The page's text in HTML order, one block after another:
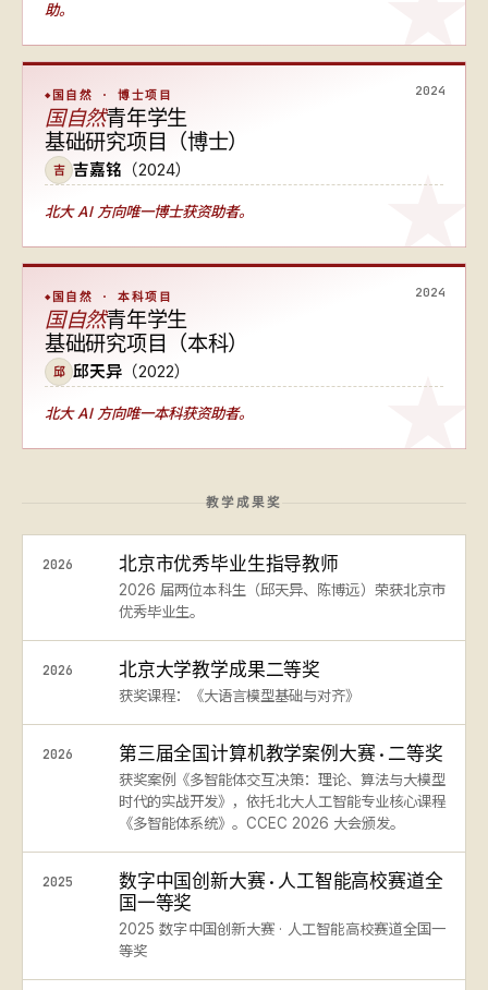
助。
2024
国自然 · 博士项目
国自然青年学生
基础研究项目（博士）
吉 吉嘉铭 （2024）
北大 AI 方向唯一博士获资助者。
2024
国自然 · 本科项目
国自然青年学生
基础研究项目（本科）
邱 邱天异 （2022）
北大 AI 方向唯一本科获资助者。
教学成果奖
2026 北京市优秀毕业生指导教师
2026 届两位本科生（邱天异、陈博远）荣获北京市
优秀毕业生。
2026 北京大学教学成果二等奖
获奖课程：《大语言模型基础与对齐》
2026 第三届全国计算机教学案例大赛 · 二等奖
获奖案例《多智能体交互决策：理论、算法与大模型
时代的实战开发》，依托北大人工智能专业核心课程
《多智能体系统》。CCEC 2026 大会颁发。
2025
数字中国创新大赛 · 人工智能高校赛道全
国一等奖
2025 数字中国创新大赛 · 人工智能高校赛道全国一
等奖